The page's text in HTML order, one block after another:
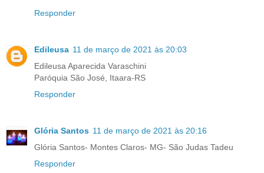
Responder
Edileusa 11 de março de 2021 às 20:03
Edileusa Aparecida Varaschini
Paróquia São José, Itaara-RS
Responder
Glória Santos 11 de março de 2021 às 20:16
Glória Santos- Montes Claros- MG- São Judas Tadeu
Responder